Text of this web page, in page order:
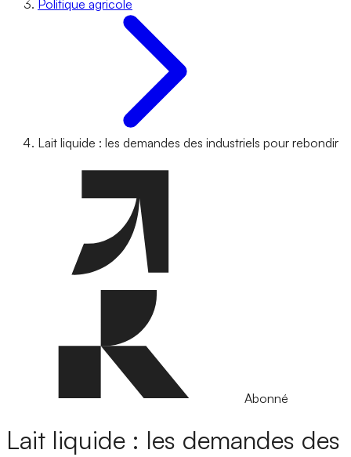
Politique agricole
Lait liquide : les demandes des industriels pour rebondir
Abonné
Lait liquide : les demandes des